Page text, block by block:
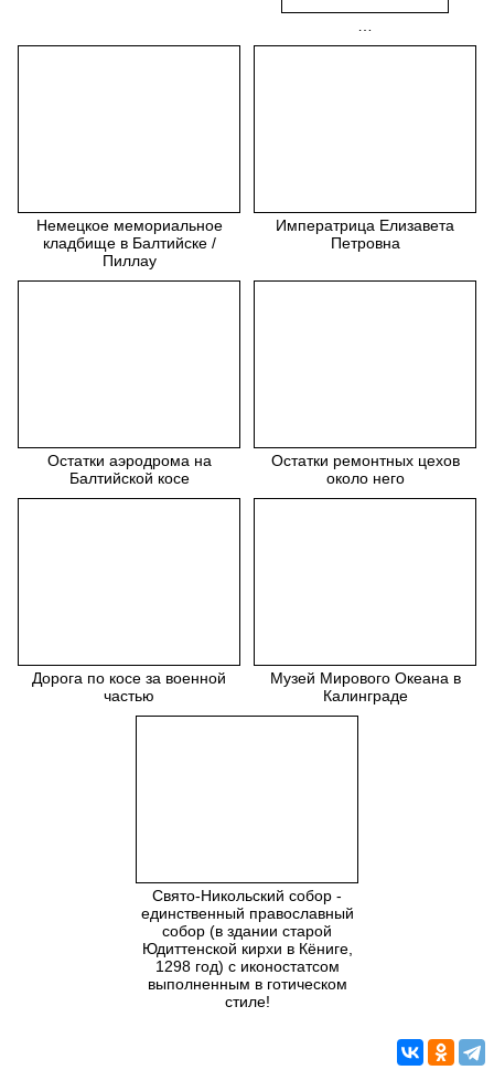
Немецкое мемориальное
кладбище в Балтийске /
Пиллау
Императрица Елизавета
Петровна
Остатки аэродрома на
Балтийской косе
Остатки ремонтных цехов
около него
Дорога по косе за военной
частью
Музей Мирового Океана в
Калинграде
Свято-Никольский собор -
единственный православный
собор (в здании старой
Юдиттенской кирхи в Кёниге,
1298 год) с иконостатсом
выполненным в готическом
стиле!